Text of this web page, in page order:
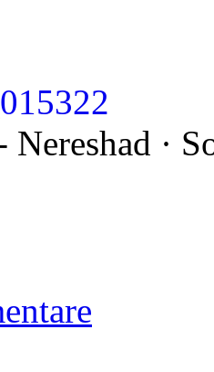
Nereshad ·